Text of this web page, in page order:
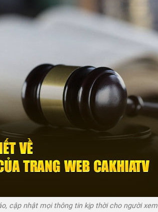
cập nhật mọi thông tin kịp thời cho người xem